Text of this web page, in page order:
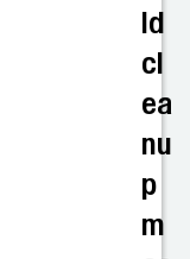
ld
cl
ea
nu
p
m